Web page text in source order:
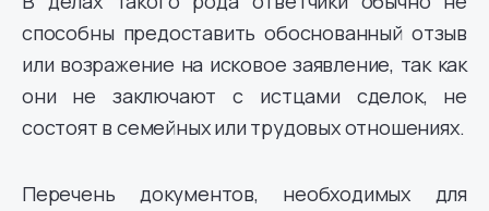
способны предоставить обоснованный отзыв
или возражение на исковое заявление, так как
они не заключают с истцами сделок, не
состоят в семейных или трудовых отношениях.
Перечень документов, необходимых для